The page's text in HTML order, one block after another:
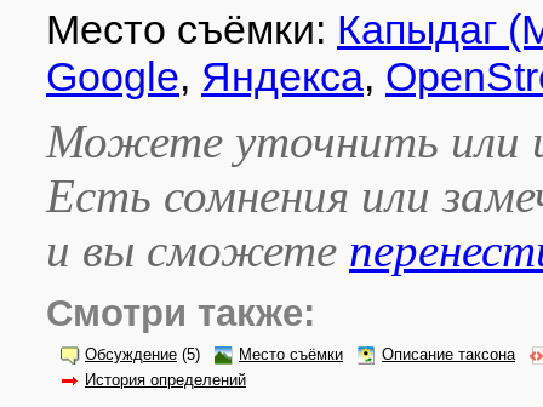
Место съёмки: Капыдаг
Google, Яндекса,
Можете уточнить или
Есть сомнения или
и вы сможете
Смотри также:
Обсуждение (5) Место съёмки
Описание таксона
История определений